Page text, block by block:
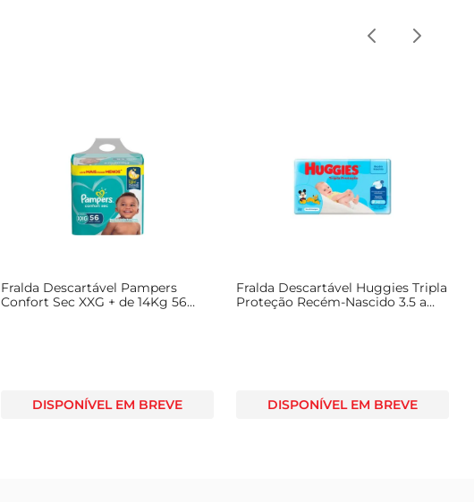
Fralda Descartável Pampers
Confort Sec XXG + de 14Kg 56
DISPONÍVEL EM BREVE
Fralda Descartável Huggies Tripla
Proteção Recém-Nascido 3.5 a
DISPONÍVEL EM BREVE